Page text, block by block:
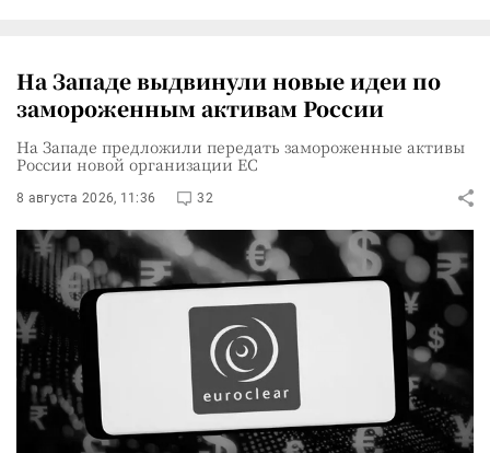
На Западе выдвинули новые идеи по
замороженным активам России
На Западе предложили передать замороженные активы
России новой организации ЕС
8 августа 2026, 11:36 32